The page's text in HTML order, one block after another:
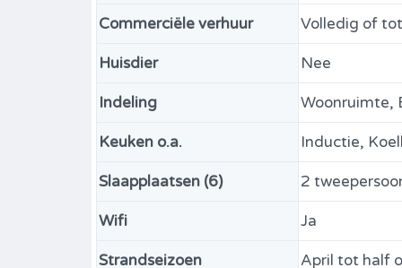
Commerciële verhuur Volledig of
Huisdier Nee
Indeling Woonruimte,
Keuken o.a. Inductie,
Slaapplaatsen (6) 2
Wifi Ja
Strandseizoen April tot half